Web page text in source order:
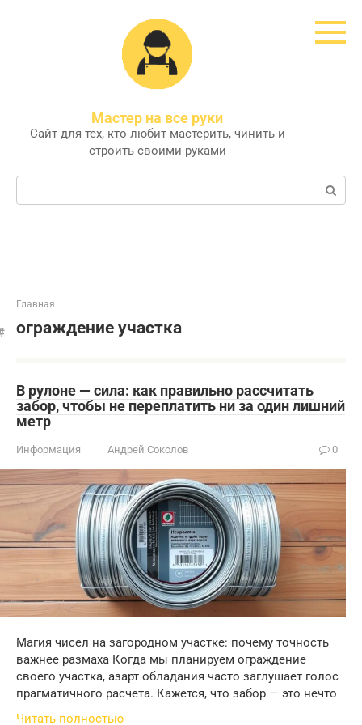
Мастер на все руки
Сайт для тех, кто любит мастерить, чинить и
строить своими руками
Поиск:
Главная
ограждение участка
В рулоне — сила: как правильно рассчитать
забор, чтобы не переплатить ни за один лишний
метр
Информация Андрей Соколов 0
Магия чисел на загородном участке: почему точность
важнее размаха Когда мы планируем ограждение
своего участка, азарт обладания часто заглушает голос
прагматичного расчета. Кажется, что забор — это нечто
Читать полностью